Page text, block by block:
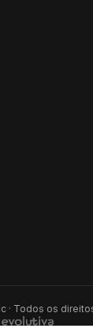
· Todos os